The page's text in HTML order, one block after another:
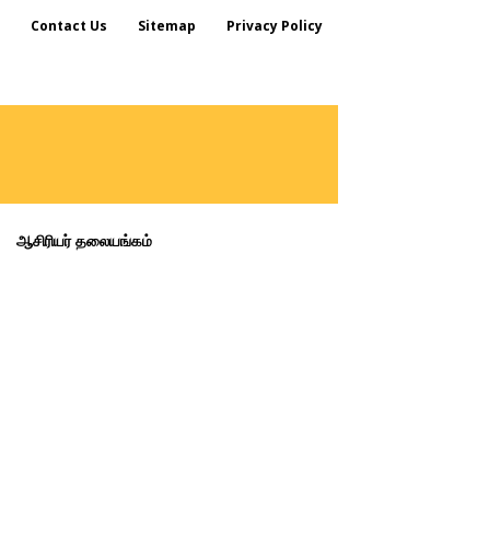
Contact Us Sitemap Privacy Policy
ஆசிரியர் தலையங்கம்